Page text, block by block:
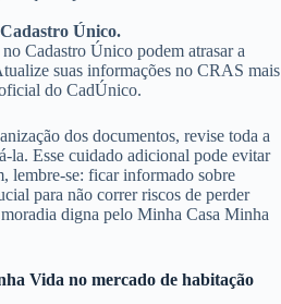
Único.
Cadastro Único podem atrasar a
suas informações no CRAS mais
do CadÚnico.
dos documentos, revise toda a
la. Esse cuidado adicional pode evitar
lembre-se: ficar informado sobre
para não correr riscos de perder
moradia digna pelo Minha Casa Minha
Vida no mercado de habitação